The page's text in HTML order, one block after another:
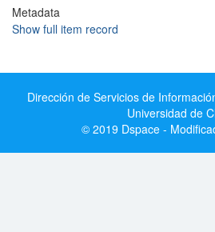
Metadata
Show full item record
Dirección de Servicios de
Universidad de
© 2019 Dspace -